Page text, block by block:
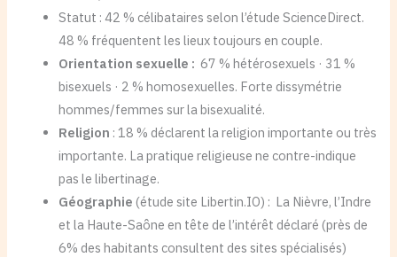
Statut : 42 % célibataires selon l’étude ScienceDirect.
48 % fréquentent les lieux toujours en couple.
Orientation sexuelle :67 % hétérosexuels · 31 %
bisexuels · 2 % homosexuelles. Forte dissymétrie
hommes/femmes sur la bisexualité.
Religion : 18 % déclarent la religion importante ou très
importante. La pratique religieuse ne contre-indique
pas le libertinage.
Géographie (étude site Libertin.IO) : La Nièvre, l’Indre
et la Haute-Saône en tête de l’intérêt déclaré (près de
6% des habitants consultent des sites spécialisés)